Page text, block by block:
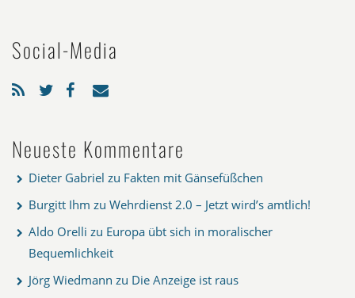
Social-Media
Neueste Kommentare
Dieter Gabriel zu Fakten mit Gänsefüßchen
Burgitt Ihm zu Wehrdienst 2.0 – Jetzt wird’s amtlich!
Aldo Orelli zu Europa übt sich in moralischer
Bequemlichkeit
Jörg Wiedmann zu Die Anzeige ist raus